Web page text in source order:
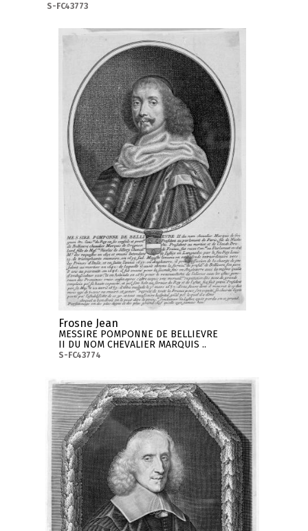
S-FC43773
Frosne Jean
MESSIRE POMPONNE DE BELLIEVRE
II DU NOM CHEVALIER MARQUIS ..
S-FC43774